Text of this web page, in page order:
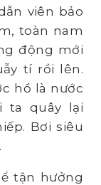
viên bảo
toàn nam
động mới
tí rồi lên.
hồ là nước
ta quây lại
Bơi siêu
tận hưởng